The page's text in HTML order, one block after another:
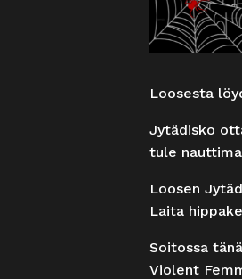
Loosesta
Jytädisko
tule
Loosen
Laita
Soitossa
Violent